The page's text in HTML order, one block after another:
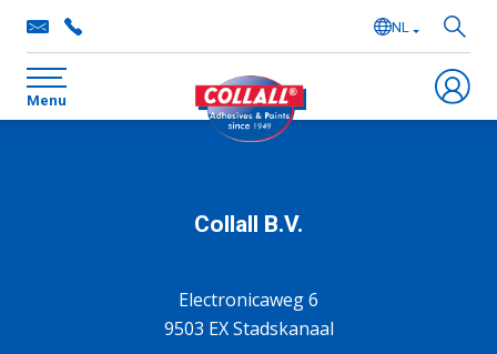
NL
Menu
Collall B.V.
Electronicaweg 6
9503 EX Stadskanaal